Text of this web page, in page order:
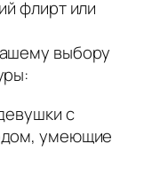
флирт или
выбору
с
умеющие